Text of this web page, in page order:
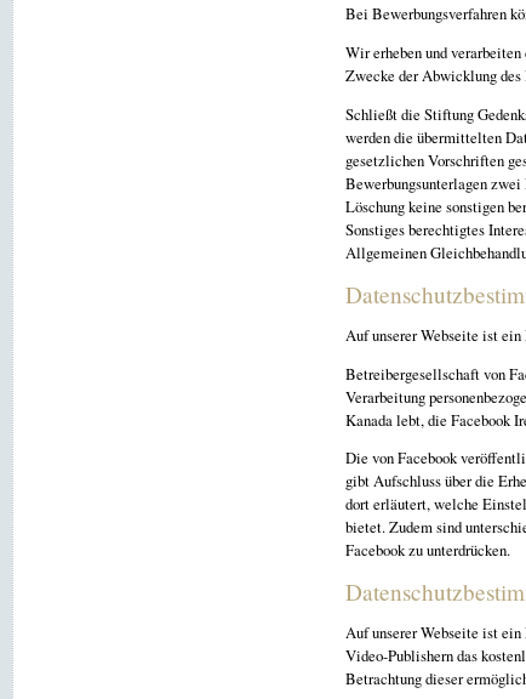
Bei Bewerbungsverfahren
Wir erheben und
Zwecke der Abwicklung des
Schließt die Stiftung
werden die übermittelten
gesetzlichen Vorschriften
Bewerbungsunterlagen
Löschung keine sonstigen
Sonstiges berechtigtes
Allgemeinen
Auf unserer Webseite ist
Betreibergesellschaft von
Verarbeitung
Kanada lebt, die Facebook
Die von Facebook
gibt Aufschluss über die
dort erläutert, welche
bietet. Zudem sind
Facebook zu unterdrücken.
Auf unserer Webseite ist
Video-Publishern das
Betrachtung dieser